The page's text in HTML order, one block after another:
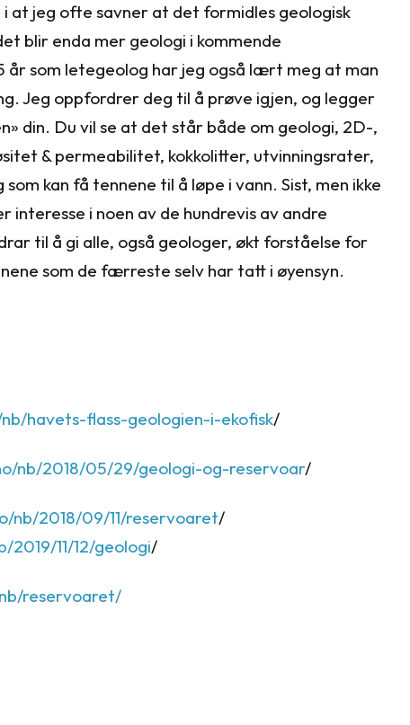
i at jeg ofte savner at det formidles geologisk
blir enda mer geologi i kommende
år som letegeolog har jeg også lært meg at man
Jeg oppfordrer deg til å prøve igjen, og legger
din. Du vil se at det står både om geologi, 2D-,
& permeabilitet, kokkolitter, utvinningsrater,
kan få tennene til å løpe i vann. Sist, men ikke
interesse i noen av de hundrevis av andre
til å gi alle, også geologer, økt forståelse for
som de færreste selv har tatt i øyensyn.
havets-flass-geologien-i-ekofisk/
nb/2018/05/29/geologi-og-reservoar/
nb/2018/09/11/reservoaret/
11/12/geologi/
reservoaret/